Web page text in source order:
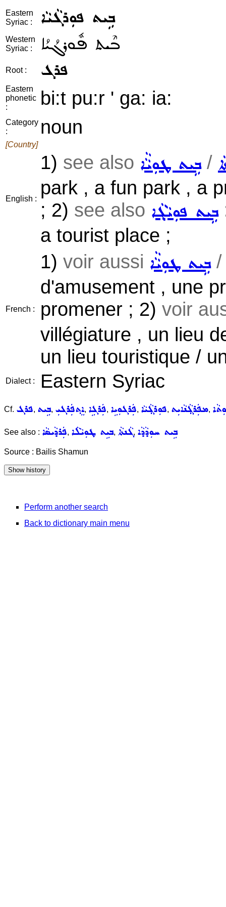
Eastern
Syriac :
ܒܹܝܬ ܦܘܼܪܓܵܝܵܐ
Western
Syriac :
ܒܶܝܬ ܦܽܘܪܓܳܝܳܐ
Root : ܦܪܓ
Eastern
phonetic
:
bi:t pu:r ' ga: ia:
Category
:
noun
[Country]
English :
1) see also ܒܹܝܬ ܛܘܼܝܵܵܐ/
park , a fun park , a
; 2) see also ܒܹܝܬ ܦܘܼܝܵܓ݂ܵܐ
a tourist place ;
French :
1) voir aussi ܒܹܝܬ ܛܘܼܝܵܵܐ
d'amusement , une
promener ; 2) voir
villégiature , un lieu
un lieu touristique /
Dialect : Eastern Syriac
Cf. ܦܪܓ, ܒܹܝܬ, ܐܸܬ݂ܦܲܪܓܝܼ, ܦܲܪܓܹܐ, ܦܲܪܓܘܼܝܹܐ, ܦܘܼܪܓ݂ܵܝܵܐ, ܡܦܲܪܓ݂ܵܢܵܐܝܼܬ,
See also : ܦܲܪܕܵܝܣܵܐ, ܒܝܹܬ ܛܘܼܝܵܠܵܐ, ܓܵܢܬܵܐ, ܒܹܝܬ ܚܘܼܕܵܕܵܐ
Source : Bailis Shamun
Perform another search
Back to dictionary main menu